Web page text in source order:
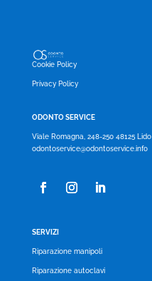
Cookie Policy
Privacy Policy
ODONTO SERVICE
Viale Romagna, 248-250 48125
odontoservice@odontoservice.info
SERVIZI
Riparazione manipoli
Riparazione autoclavi